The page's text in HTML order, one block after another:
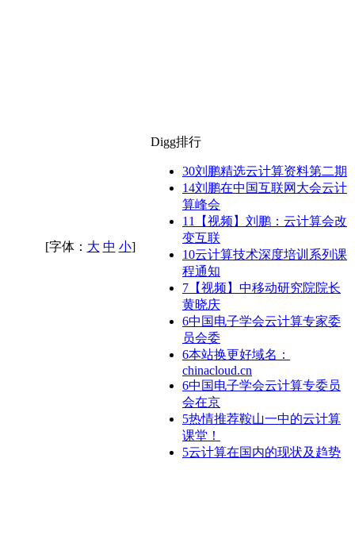
[字体： 大 中 小]
Digg排行
30刘鹏精选云计算资料第二期
14刘鹏在中国互联网大会云计
算峰会
11
【视频】刘鹏：云计算会改
变互联
10云计算技术深度培训系列课
程通知
7 【视频】中移动研究院院长
黄晓庆
6中国电子学会云计算专家委
员会委
6本站换更好域名：
chinacloud.cn
6中国电子学会云计算专委员
会在京
5热情推荐鞍山一中的云计算
课堂！
5云计算在国内的现状及趋势